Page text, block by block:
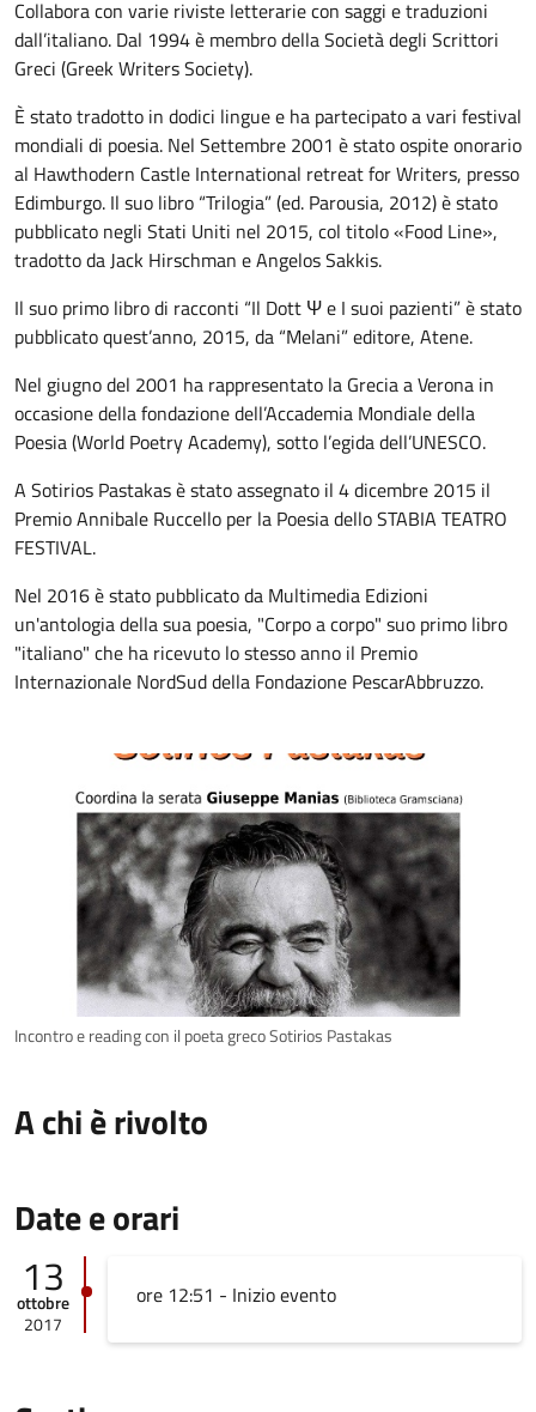
Collabora con varie riviste letterarie con saggi e traduzioni
dall’italiano. Dal 1994 è membro della Società degli Scrittori
Greci (Greek Writers Society).
È stato tradotto in dodici lingue e ha partecipato a vari festival
mondiali di poesia. Nel Settembre 2001 è stato ospite onorario
al Hawthodern Castle International retreat for Writers, presso
Edimburgo. Il suo libro “Trilogia” (ed. Parousia, 2012) è stato
pubblicato negli Stati Uniti nel 2015, col titolo «Food Line»,
tradotto da Jack Hirschman e Angelos Sakkis.
Il suo primo libro di racconti “Il Dott Ψ e I suoi pazienti” è stato
pubblicato quest’anno, 2015, da “Melani” editore, Atene.
Nel giugno del 2001 ha rappresentato la Grecia a Verona in
occasione della fondazione dell’Accademia Mondiale della
Poesia (World Poetry Academy), sotto l’egida dell’UNESCO.
A Sotirios Pastakas è stato assegnato il 4 dicembre 2015 il
Premio Annibale Ruccello per la Poesia dello STABIA TEATRO
FESTIVAL.
Nel 2016 è stato pubblicato da Multimedia Edizioni
un'antologia della sua poesia, "Corpo a corpo" suo primo libro
"italiano" che ha ricevuto lo stesso anno il Premio
Internazionale NordSud della Fondazione PescarAbbruzzo.
Incontro e reading con il poeta greco Sotirios Pastakas
A chi è rivolto
Date e orari
13
ottobre
2017
ore 12:51 - Inizio evento